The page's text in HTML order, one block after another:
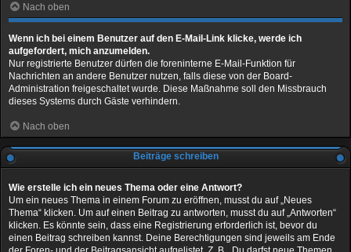
Nach oben
Wenn ich bei einem Benutzer auf den E-Mail-Link klicke, werde ich
aufgefordert, mich anzumelden.
Nur registrierte Benutzer dürfen die foreninterne E-Mail-Funktion für
Nachrichten an andere Benutzer nutzen, falls diese von der Board-
Administration freigeschaltet wurde. Diese Maßnahme soll den Missbrauch
dieses Systems durch Gäste verhindern.
Nach oben
Beiträge schreiben
Wie erstelle ich ein neues Thema oder eine Antwort?
Um ein neues Thema in einem Forum zu eröffnen, musst du auf „Neues
Thema“ klicken. Um auf einen Beitrag zu antworten, musst du auf „Antworten“
klicken. Es könnte sein, dass eine Registrierung erforderlich ist, bevor du
einen Beitrag schreiben kannst. Deine Berechtigungen sind jeweils am Ende